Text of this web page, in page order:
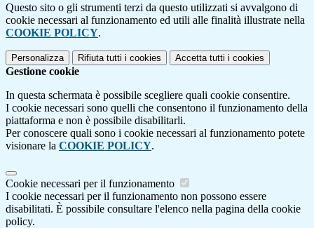
Questo sito o gli strumenti terzi da questo utilizzati si avvalgono di
cookie necessari al funzionamento ed utili alle finalità illustrate nella
COOKIE POLICY.
Personalizza Rifiuta tutti i cookies Accetta tutti i cookies
Gestione cookie
In questa schermata è possibile scegliere quali cookie consentire.
I cookie necessari sono quelli che consentono il funzionamento della
piattaforma e non è possibile disabilitarli.
Per conoscere quali sono i cookie necessari al funzionamento potete
visionare la COOKIE POLICY.
Cookie necessari per il funzionamento
I cookie necessari per il funzionamento non possono essere
disabilitati. È possibile consultare l'elenco nella pagina della cookie
policy.